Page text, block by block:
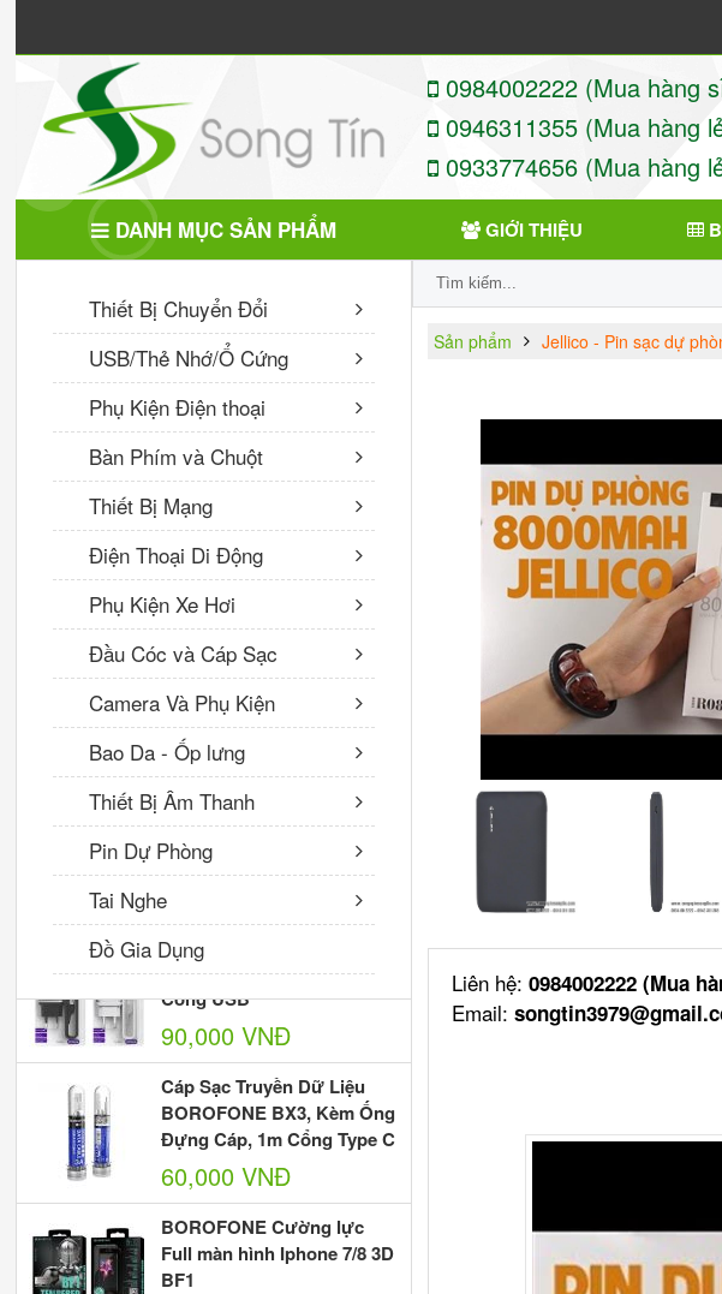
0984002222 (Mua hàng
0946311355 (Mua hàng
0933774656 (Mua hàng
DANH MỤC SẢN PHẨM
Thiết Bị Chuyển Đổi
USB/Thẻ Nhớ/Ổ Cứng
Phụ Kiện Điện thoại
Bàn Phím và Chuột
Thiết Bị Mạng
Điện Thoại Di Động
Phụ Kiện Xe Hơi
Đầu Cóc và Cáp Sạc
Camera Và Phụ Kiện
Bao Da - Ốp lưng
Thiết Bị Âm Thanh
Pin Dự Phòng
Tai Nghe
Đồ Gia Dụng
GIỚI THIỆU
SẢN PHẨM MỚI
Newmen - Chuột quang có
dây dùng cho Game văn
phòng - phiên bản nâng cấp
M180
116,000 VNĐ
BOROFONE - Dây Cáp Sạc
BU4 Cổng Lightning 1,2m
70,000 VNĐ
Cáp Sạc Nhanh Hoco X50
Type C to Type C-2M 100W
VNĐ
Sạc Anker 1 cổng - công
suất 65W PowerPort III Pod
Lite A2718
750,000 VNĐ
Bộ Cóc Cáp Sạc BA25A
Borofone Cổng Micro - 2
Cổng USB
90,000 VNĐ
Cáp Sạc Truyền Dữ Liệu
BOROFONE BX3, Kèm Ống
Đựng Cáp, 1m Cổng Type C
60,000 VNĐ
BOROFONE Cường lực
Full màn hình Iphone 7/8 3D
BF1
Sản phẩm Jellico - Pin sạc dự
Liên hệ:0984002222 (Mua
Email: